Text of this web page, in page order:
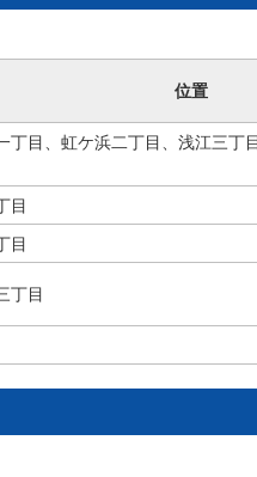
位置
丁目、虹ケ浜二丁目、浅江三丁
目
目
丁目